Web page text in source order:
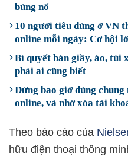
bùng nổ
10 người tiêu dùng ở VN
online mỗi ngày: Cơ hội
Bí quyết bán giầy, áo, túi
phải ai cũng biết
Đừng bao giờ dùng
online, và nhớ xóa tài
Theo báo cáo của
hữu điện thoại thông